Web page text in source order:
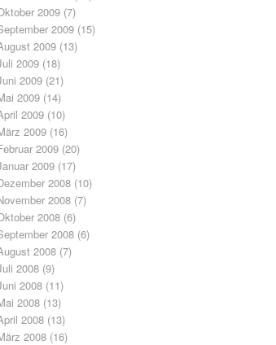
2009 (7)
2009 (15)
2009 (13)
2009 (18)
2009 (21)
2009 (14)
2009 (10)
2009 (16)
2009 (20)
2009 (17)
2008 (10)
2008 (7)
2008 (6)
2008 (6)
2008 (7)
2008 (9)
2008 (11)
2008 (13)
2008 (13)
2008 (16)